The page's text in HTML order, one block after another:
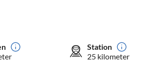
Station
25 kilometer